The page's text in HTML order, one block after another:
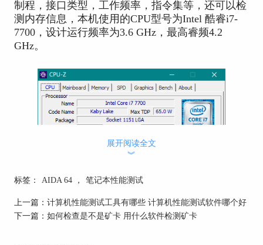
制程，接口类型，工作频率，指令集等，还可以检
测内存信息，本机使用的CPU型号为Intel 酷睿i7-
7700，设计运行频率为3.6 GHz，最高睿频4.2
GHz。
展开阅读全文
︾
标签： AIDA 64 ， 笔记本性能测试
上一篇： 计算机性能测试工具有哪些 计算机性能测试软件哪个好
下一篇： 如何检查是不是矿卡 用什么软件检测矿卡